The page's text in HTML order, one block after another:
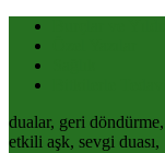
dualar, geri
etkili aşk, sevgi duası,